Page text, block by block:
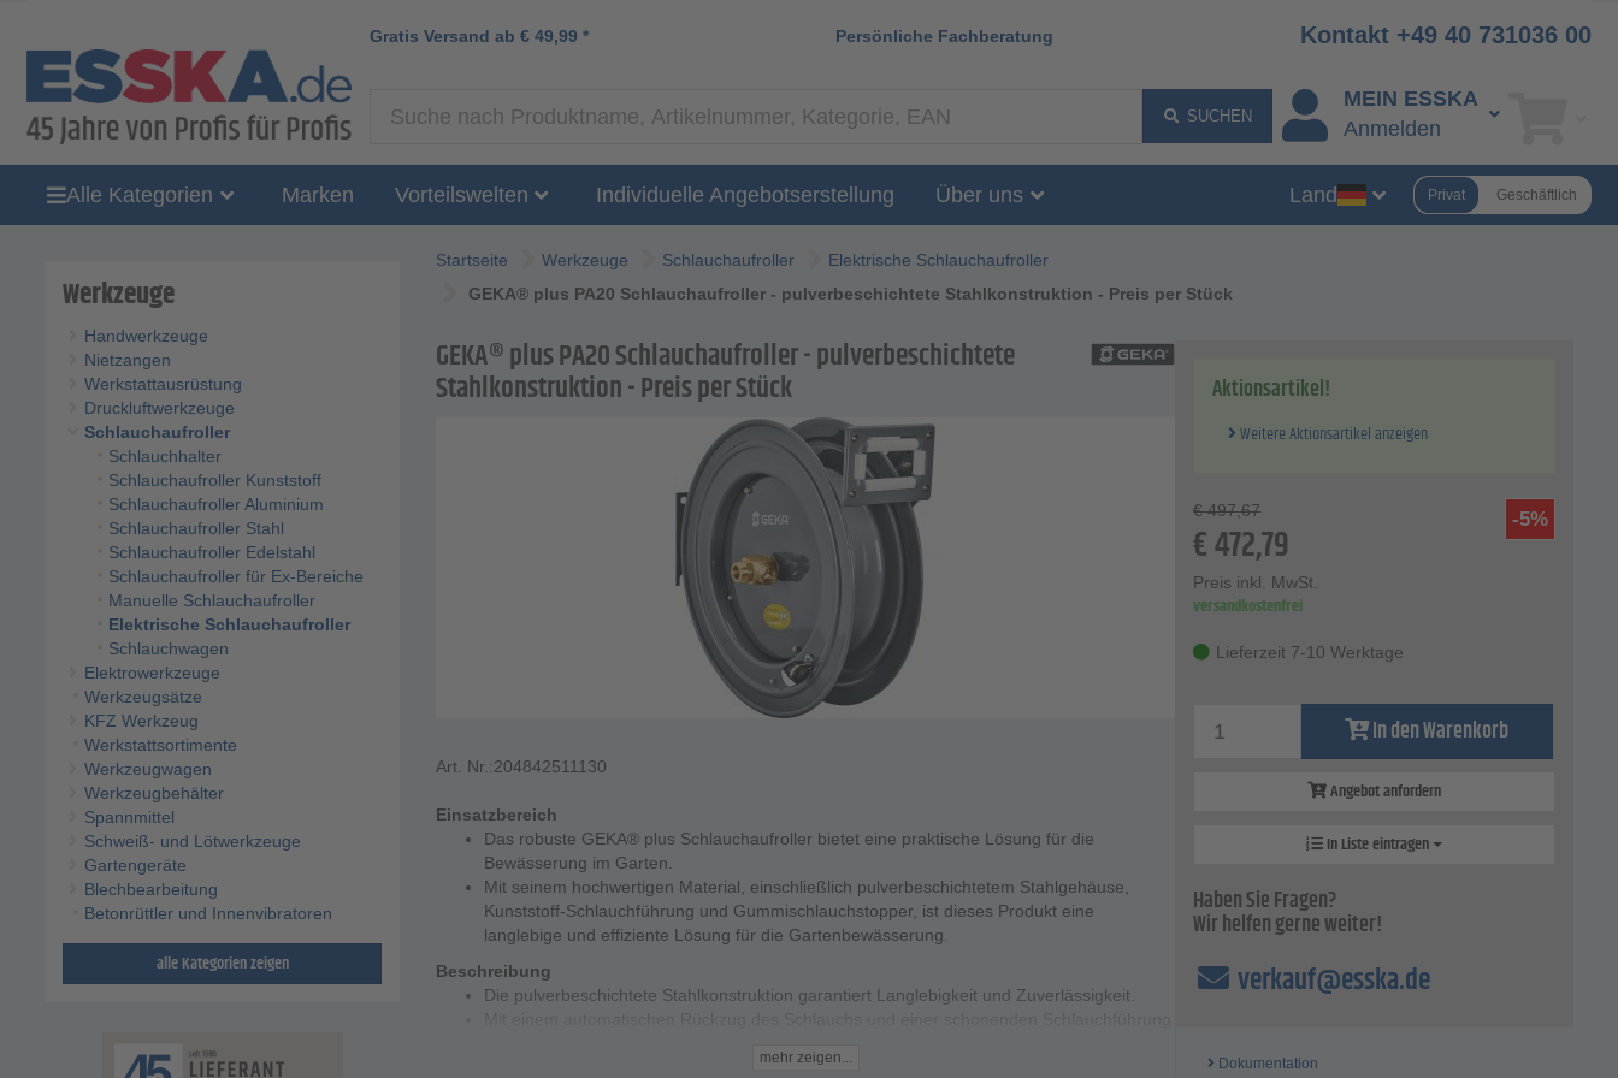
Gratis Versand ab € 49,99 * Persönliche Fachberatung Kontakt +49 40 731036 00
SUCHEN
MEIN ESSKA
Anmelden
Alle Kategorien Marken Vorteilswelten Individuelle Angebotserstellung Über uns Land Privat Geschäftlich
Werkzeuge
Handwerkzeuge
Nietzangen
Werkstattausrüstung
Druckluftwerkzeuge
Schlauchaufroller
Schlauchhalter
Schlauchaufroller Kunststoff
Schlauchaufroller Aluminium
Schlauchaufroller Stahl
Schlauchaufroller Edelstahl
Schlauchaufroller für Ex-Bereiche
Manuelle Schlauchaufroller
Elektrische Schlauchaufroller
Schlauchwagen
Elektrowerkzeuge
Werkzeugsätze
KFZ Werkzeug
Werkstattsortimente
Werkzeugwagen
Werkzeugbehälter
Spannmittel
Schweiß- und Lötwerkzeuge
Gartengeräte
Blechbearbeitung
Betonrüttler und Innenvibratoren
alle Kategorien zeigen
Startseite Werkzeuge Schlauchaufroller
Elektrische Schlauchaufroller
GEKA® plus PA20 Schlauchaufroller - pulverbeschichtete Stahlkonstruktion - Preis per Stück
GEKA® plus PA20 Schlauchaufroller - pulverbeschichtete
Stahlkonstruktion - Preis per Stück
Art. Nr.:204842511130
Einsatzbereich
Das robuste GEKA® plus Schlauchaufroller bietet eine praktische Lösung für die
Bewässerung im Garten.
Mit seinem hochwertigen Material, einschließlich pulverbeschichtetem Stahlgehäuse,
Kunststoff-Schlauchführung und Gummischlauchstopper, ist dieses Produkt eine
langlebige und effiziente Lösung für die Gartenbewässerung.
Beschreibung
Die pulverbeschichtete Stahlkonstruktion garantiert Langlebigkeit und Zuverlässigkeit.
Die schrittweise Arretierung aus der Distanz ermöglicht eine flexible Nutzung, während die
mehr zeigen...
Aktionsartikel!
Weitere Aktionsartikel anzeigen
-5%
€ 497,67
€472,79
Preis inkl. MwSt.
versandkostenfrei
Lieferzeit 7-10 Werktage
In den Warenkorb
Angebot anfordern
In Liste eintragen
Haben Sie Fragen?
Wir helfen gerne weiter!
verkauf@esska.de
Dokumentation